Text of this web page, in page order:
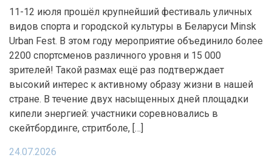
11-12 июля прошёл крупнейший фестиваль уличных
видов спорта и городской культуры в Беларуси Minsk
Urban Fest. В этом году мероприятие объединило более
2200 спортсменов различного уровня и 15 000
зрителей! Такой размах ещё раз подтверждает
высокий интерес к активному образу жизни в нашей
стране. В течение двух насыщенных дней площадки
кипели энергией: участники соревновались в
скейтбординге, стритболе, […]
24.07.2026